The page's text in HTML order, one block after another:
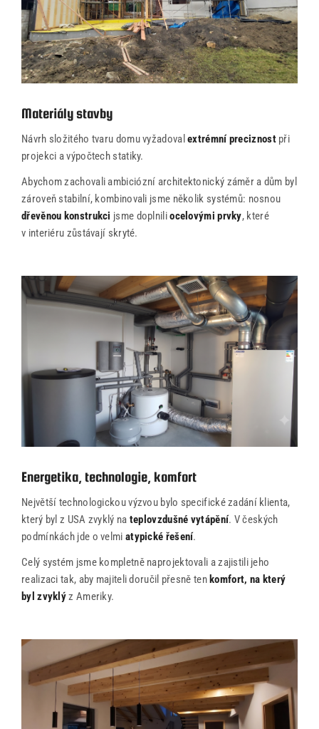
Materiály stavby
Návrh složitého tvaru domu vyžadovalextrémní preciznostpři
projekci a výpočtech statiky.
Abychom zachovali ambiciózní architektonický záměr a dům byl
zároveň stabilní, kombinovali jsme několik systémů: nosnou
dřevěnou konstrukci jsme doplniliocelovými prvky, které
v interiéru zůstávají skryté.
Energetika, technologie, komfort
Největší technologickou výzvou bylo specifické zadání klienta,
který byl z USA zvyklý na teplovzdušné vytápění. V českých
podmínkách jde o velmi atypické řešení.
Celý systém jsme kompletně naprojektovali a zajistili jeho
realizaci tak, aby majiteli doručil přesně ten komfort, na který
byl zvyklýz Ameriky.